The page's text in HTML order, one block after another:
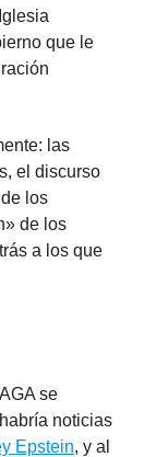
que le
las
el discurso
los
de los
a los que
se
noticias
Epstein, y al